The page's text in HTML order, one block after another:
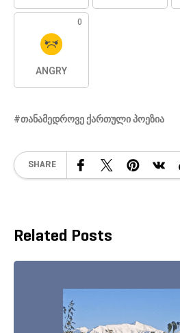
0
ANGRY
ᲗᲐᲜᲐᲛᲔᲓᲠᲝᲕᲔ ᲥᲐᲠᲗᲣᲚᲘ ᲞᲝᲔᲖᲘᲐ
SHARE
Related Posts